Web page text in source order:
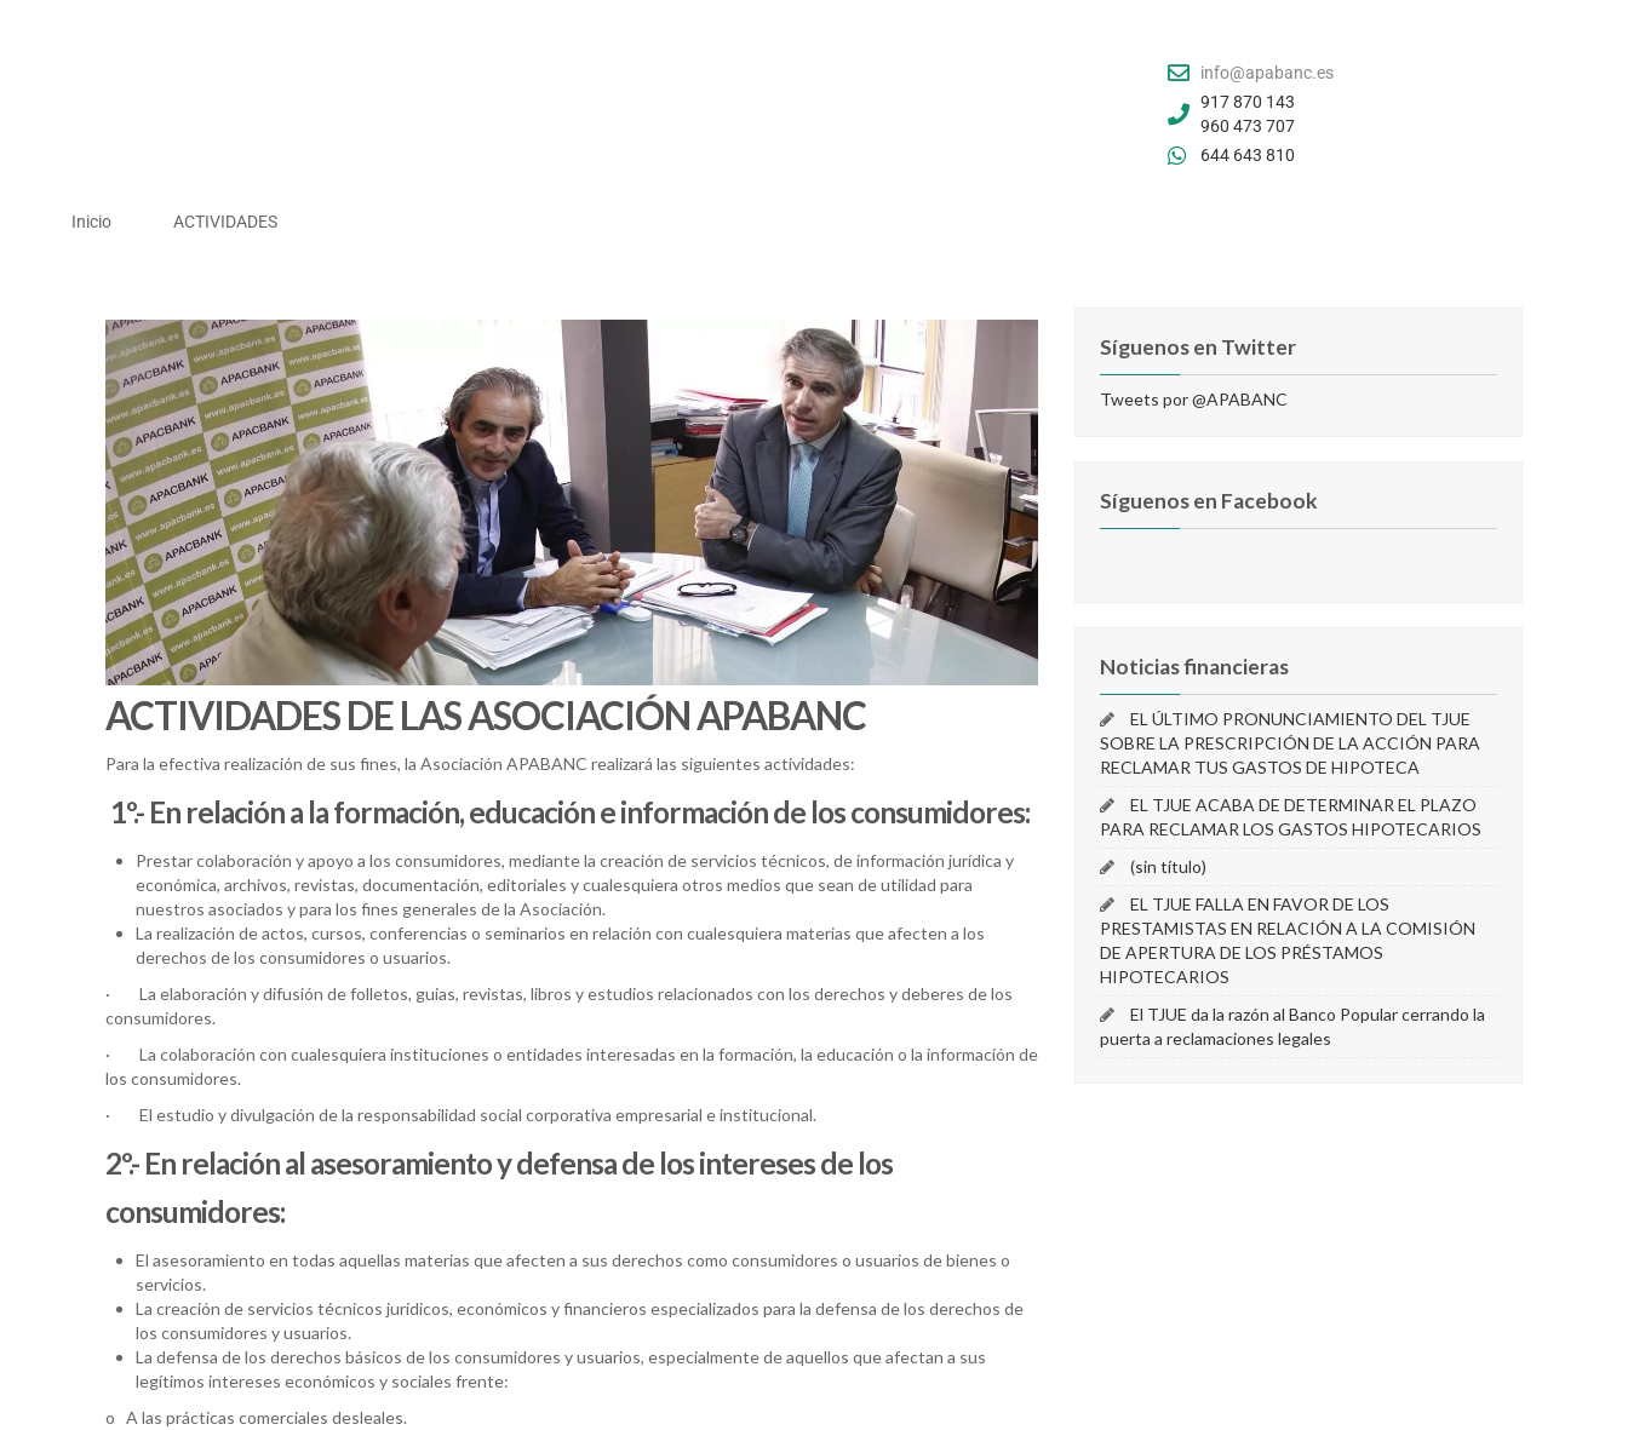
info@apabanc.es
917 870 143
960 473 707
644 643 810
Inicio ACTIVIDADES
ACTIVIDADES DE LAS ASOCIACIÓN APABANC
Para la efectiva realización de sus fines, la Asociación APABANC realizará las siguientes actividades:
1º.- En relación a la formación, educación e información de los consumidores:
Prestar colaboración y apoyo a los consumidores, mediante la creación de servicios técnicos, de información jurídica y
económica, archivos, revistas, documentación, editoriales y cualesquiera otros medios que sean de utilidad para
nuestros asociados y para los fines generales de la Asociación.
La realización de actos, cursos, conferencias o seminarios en relación con cualesquiera materias que afecten a los
derechos de los consumidores o usuarios.
· La elaboración y difusión de folletos, guias, revistas, libros y estudios relacionados con los derechos y deberes de los
consumidores.
· La colaboración con cualesquiera instituciones o entidades interesadas en la formación, la educación o la información de
los consumidores.
· El estudio y divulgación de la responsabilidad social corporativa empresarial e institucional.
2º.- En relación al asesoramiento y defensa de los intereses de los
consumidores:
El asesoramiento en todas aquellas materias que afecten a sus derechos como consumidores o usuarios de bienes o
servicios.
La creación de servicios técnicos jurídicos, económicos y financieros especializados para la defensa de los derechos de
los consumidores y usuarios.
La defensa de los derechos básicos de los consumidores y usuarios, especialmente de aquellos que afectan a sus
legítimos intereses económicos y sociales frente:
o A las prácticas comerciales desleales.
Síguenos en Twitter
Tweets por @APABANC
Síguenos en Facebook
Noticias financieras
EL ÚLTIMO PRONUNCIAMIENTO DEL TJUE
SOBRE LA PRESCRIPCIÓN DE LA ACCIÓN PARA
RECLAMAR TUS GASTOS DE HIPOTECA
EL TJUE ACABA DE DETERMINAR EL PLAZO
PARA RECLAMAR LOS GASTOS HIPOTECARIOS
(sin título)
EL TJUE FALLA EN FAVOR DE LOS
PRESTAMISTAS EN RELACIÓN A LA COMISIÓN
DE APERTURA DE LOS PRÉSTAMOS
HIPOTECARIOS
El TJUE da la razón al Banco Popular cerrando la
puerta a reclamaciones legales